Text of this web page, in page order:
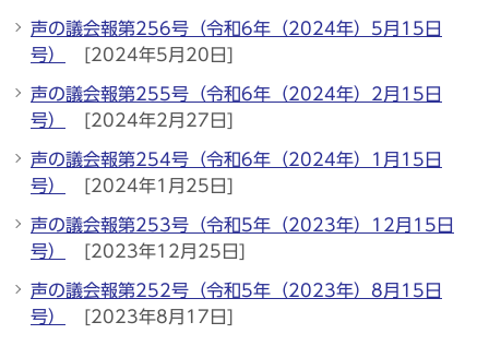
声の議会報第256号（令和6年（2024年）5月15日
号）
[2024年5月20日]
声の議会報第255号（令和6年（2024年）2月15日
号）
[2024年2月27日]
声の議会報第254号（令和6年（2024年）1月15日
号）
[2024年1月25日]
声の議会報第253号（令和5年（2023年）12月15日
号）
[2023年12月25日]
声の議会報第252号（令和5年（2023年）8月15日
号）
[2023年8月17日]